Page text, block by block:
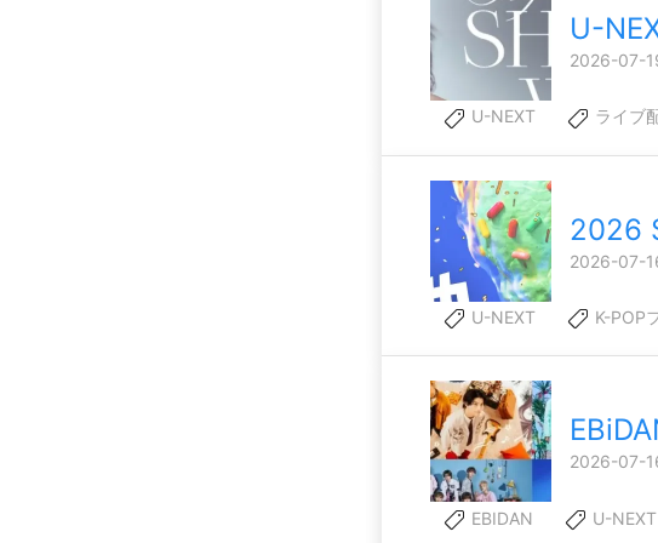
U-
2026-07-
U-NEXT ライブ
2026
2026-07-
U-NEXT K-POP
2026-07-
EBIDAN U-NEXT